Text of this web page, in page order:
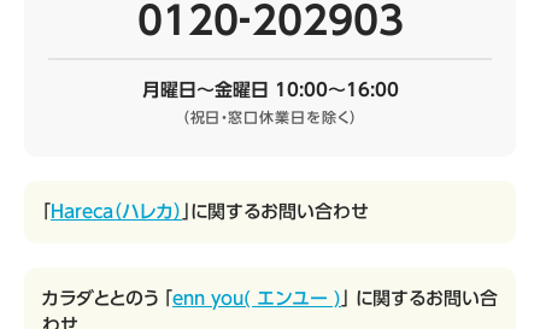
0120‐202903
月曜日～金曜日 10:00～16:00
（祝日・窓口休業日を除く）
Hareca（ハレカ） 」に関するお問い合わせ
カラダととのう 「 enn you( エンユー ) 」 に関するお問い合
わせ